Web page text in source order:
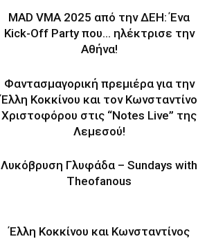
MAD VMA 2025 από την ΔΕΗ: Ένα
Kick-Off Party που… ηλέκτρισε την
Αθήνα!
Φαντασμαγορική πρεμιέρα για την
Έλλη Κοκκίνου και τον Κωνσταντίνο
Χριστοφόρου στις “Notes Live” της
Λεμεσού!
Λυκόβρυση Γλυφάδα – Sundays with
Theofanous
Έλλη Κοκκίνου και Κωνσταντίνος